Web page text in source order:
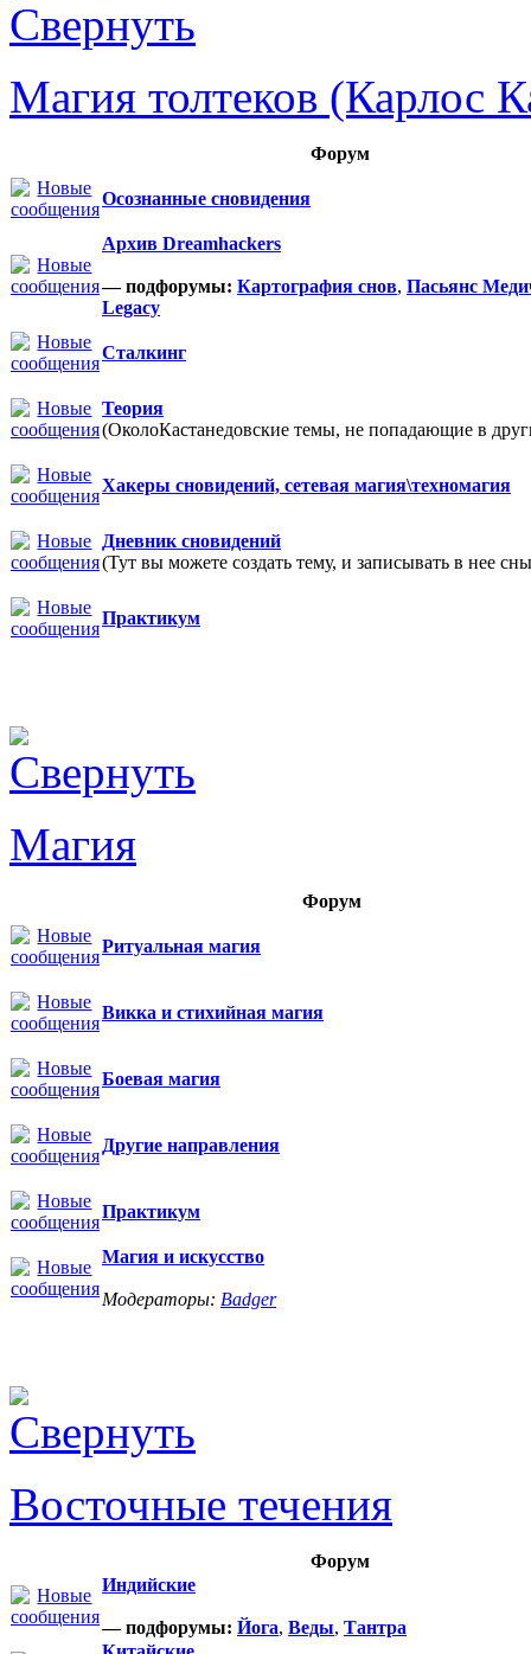
Магия толтеков (Карлос
Форум
Осознанные сновидения
Архив Dreamhackers
— подфорумы: Картография снов, Пасьянс
Legacy
Сталкинг
Теория
(ОколоКастанедовские темы, не попадающие в
Хакеры сновидений, сетевая магия\техномагия
Дневник сновидений
(Тут вы можете создать тему, и записывать в нее
Практикум
Магия
Форум
Ритуальная магия
Викка и стихийная магия
Боевая магия
Другие направления
Практикум
Магия и искусство
Модераторы: Badger
Восточные течения
Форум
Индийские
— подфорумы: Йога, Веды, Тантра